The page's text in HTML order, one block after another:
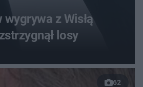
wygrywa z Wisłą
losy
62